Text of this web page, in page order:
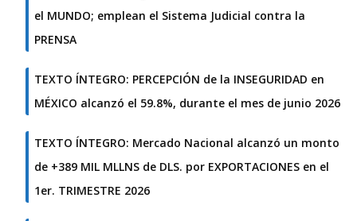
el MUNDO; emplean el Sistema Judicial contra la
PRENSA
TEXTO ÍNTEGRO: PERCEPCIÓN de la INSEGURIDAD en
MÉXICO alcanzó el 59.8%, durante el mes de junio 2026
TEXTO ÍNTEGRO: Mercado Nacional alcanzó un monto
de +389 MIL MLLNS de DLS. por EXPORTACIONES en el
1er. TRIMESTRE 2026